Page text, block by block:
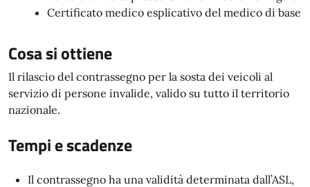
Certificato medico esplicativo del medico di base
Cosa si ottiene
Il rilascio del contrassegno per la sosta dei veicoli al
servizio di persone invalide, valido su tutto il territorio
nazionale.
Tempi e scadenze
Il contrassegno ha una validità determinata dall’ASL,